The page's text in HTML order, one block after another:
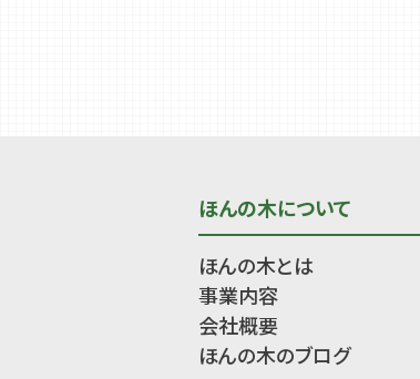
ほんの木について
ほんの木とは
事業内容
会社概要
ほんの木のブログ